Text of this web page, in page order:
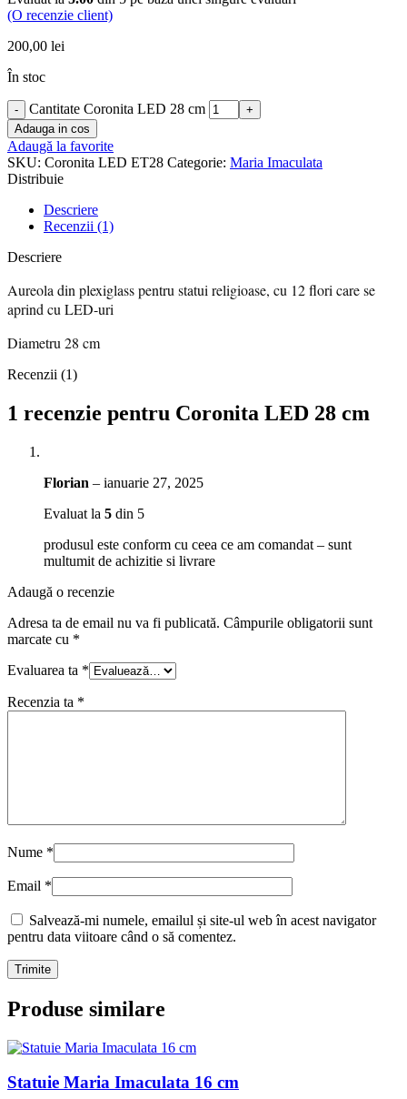
(O recenzie client)
200,00 lei
În stoc
Cantitate Coronita LED 28 cm
Adauga in cos
Adaugă la favorite
SKU: Coronita LED ET28 Categorie: Maria Imaculata
Distribuie
Descriere
Recenzii (1)
Descriere
Aureola din plexiglass pentru statui religioase, cu 12 flori care se
aprind cu LED-uri
Diametru 28 cm
Recenzii (1)
1 recenzie pentru Coronita LED 28 cm
Florian – ianuarie 27, 2025
Evaluat la 5 din 5
produsul este conform cu ceea ce am comandat – sunt
multumit de achizitie si livrare
Adaugă o recenzie
Adresa ta de email nu va fi publicată. Câmpurile obligatorii sunt
marcate cu *
Evaluarea ta *
Recenzia ta *
Nume *
Email *
Salvează-mi numele, emailul și site-ul web în acest navigator
pentru data viitoare când o să comentez.
Produse similare
Statuie Maria Imaculata 16 cm